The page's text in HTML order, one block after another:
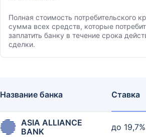
Полная стоимость потребительского
сумма всех средств, которые
заплатить банку в течение срока
сделки.
Название банка Ставка
ASIA ALLIANCE
BANK
до 19,7%